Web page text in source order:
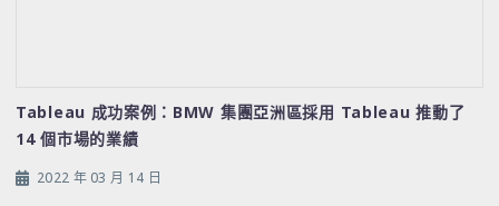
Tableau 成功案例：BMW 集團亞洲區採用 Tableau 推動了
14 個市場的業績
2022 年 03 月 14 日